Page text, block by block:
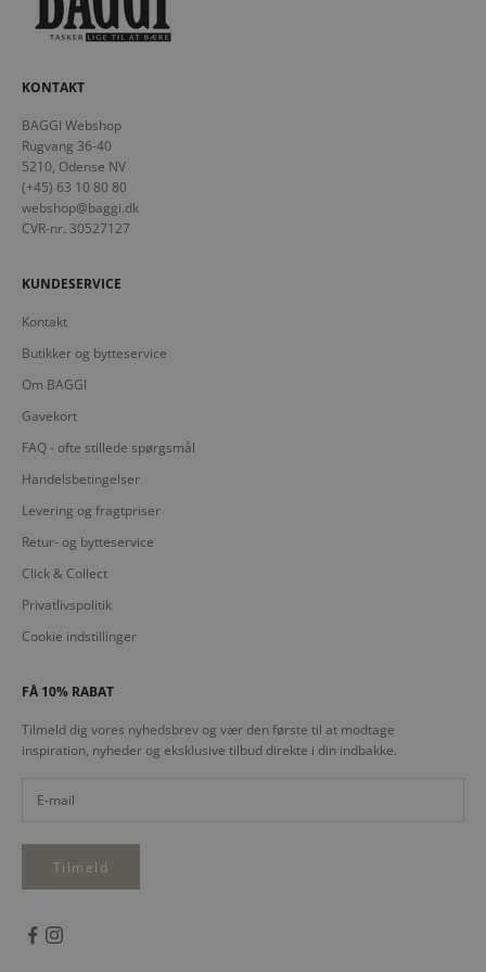
KONTAKT
BAGGI Webshop
Rugvang 36-40
5210, Odense NV
(+45) 63 10 80 80
webshop@baggi.dk
CVR-nr. 30527127
KUNDESERVICE
Kontakt
Butikker og bytteservice
Om BAGGI
Gavekort
FAQ - ofte stillede spørgsmål
Handelsbetingelser
Levering og fragtpriser
Retur- og bytteservice
Click & Collect
Privatlivspolitik
Cookie indstillinger
FÅ 10% RABAT
Tilmeld dig vores nyhedsbrev og vær den første til at modtage
inspiration, nyheder og eksklusive tilbud direkte i din indbakke.
Tilmeld